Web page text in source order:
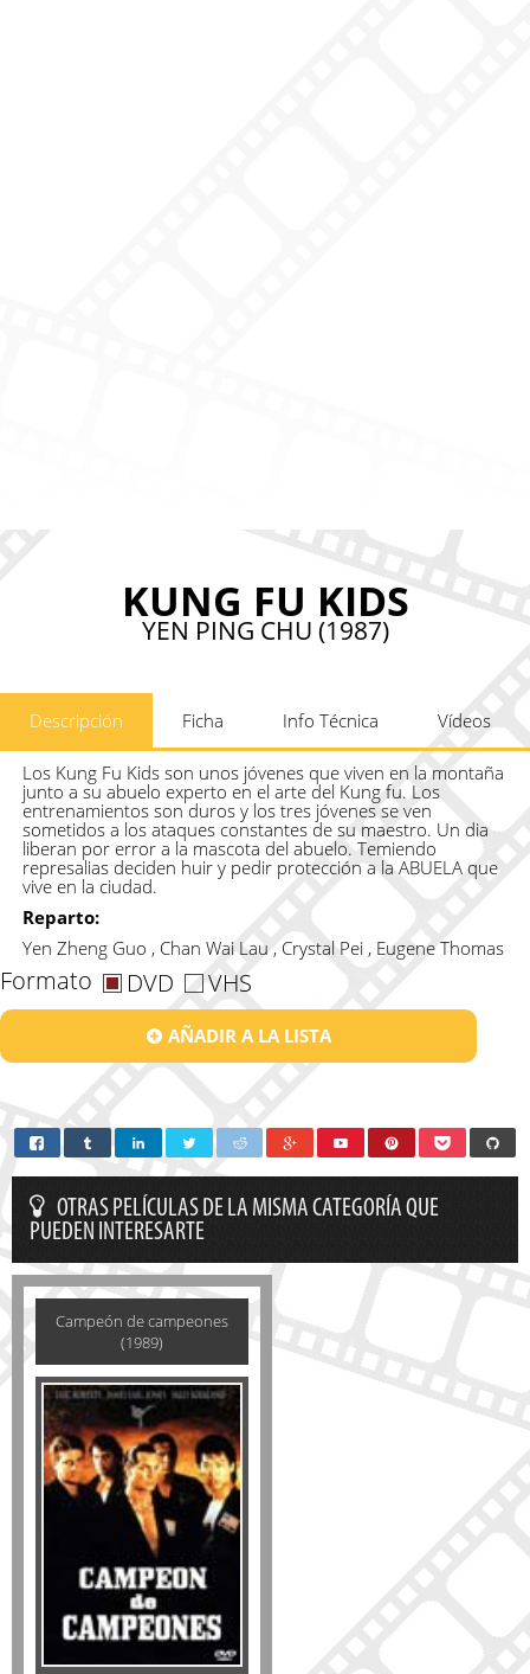
KUNG FU KIDS
YEN PING CHU (1987)
Descripción Ficha Info Técnica Vídeos
Los Kung Fu Kids son unos jóvenes que viven en la montaña
junto a su abuelo experto en el arte del Kung fu. Los
entrenamientos son duros y los tres jóvenes se ven
sometidos a los ataques constantes de su maestro. Un dia
liberan por error a la mascota del abuelo. Temiendo
represalias deciden huir y pedir protección a la ABUELA que
vive en la ciudad.
Reparto:
Yen Zheng Guo , Chan Wai Lau , Crystal Pei , Eugene Thomas
Formato DVD VHS
AÑADIR A LA LISTA
OTRAS PELÍCULAS DE LA MISMA CATEGORÍA QUE
PUEDEN INTERESARTE
Campeón de campeones
(1989)